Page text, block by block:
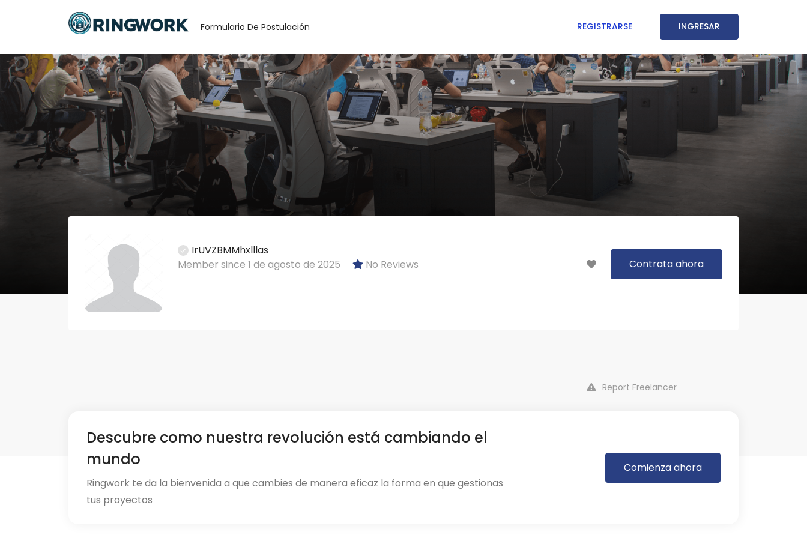
Formulario De Postulación REGISTRARSE INGRESAR
IrUVZBMMhxlllas
Member since 1 de agosto de 2025
No Reviews Contrata ahora
Report Freelancer
Descubre como nuestra revolución está cambiando el
mundo
Ringwork te da la bienvenida a que cambies de manera eficaz la forma en que gestionas
tus proyectos
Comienza ahora